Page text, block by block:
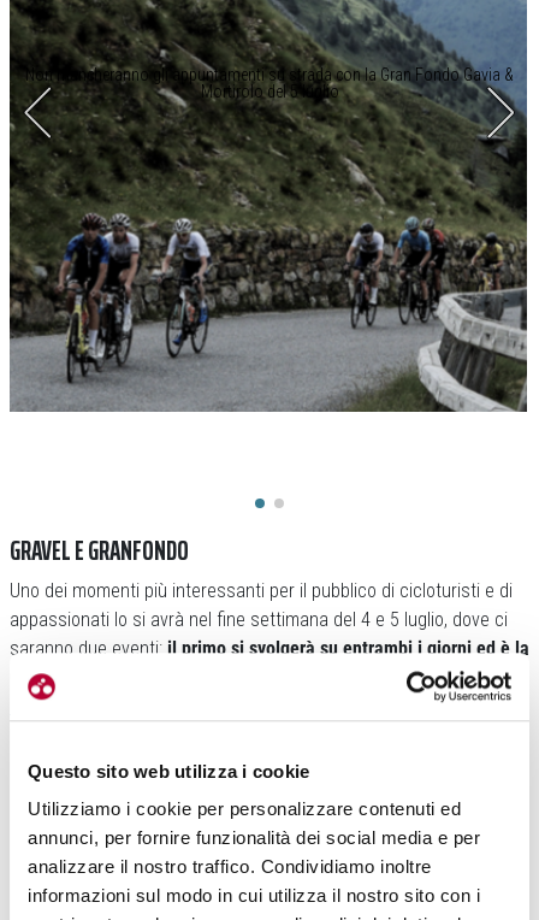
Questo sito web utilizza i cookie
Utilizziamo i cookie per personalizzare contenuti ed
annunci, per fornire funzionalità dei social media e per
analizzare il nostro traffico. Condividiamo inoltre
informazioni sul modo in cui utilizza il nostro sito con i
Non mancheranno gli appuntamenti su strada con la Gran Fondo Gavia &
Mortirolo del 5 luglio
GRAVEL E GRANFONDO
Uno dei momenti più interessanti per il pubblico di cicloturisti e di
appassionati lo si avrà nel fine settimana del 4 e 5 luglio, dove ci
saranno due eventi: il primo si svolgerà su entrambi i giorni ed è la
Gravel Experience
GranFondo Gavia &
Mortirolo